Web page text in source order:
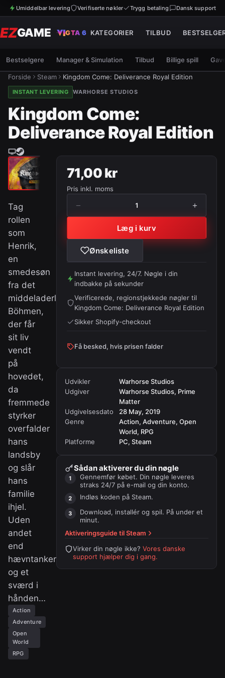
Umiddelbar levering Verifiserte nøkler Trygg betaling Dansk support
EZGAME GTA 6 KATEGORIER TILBUD
Bestselgere Manager & Simulation Tilbud Billige spill
Forside Steam Kingdom Come: Deliverance Royal Edition
INSTANT LEVERING WARHORSE STUDIOS
Kingdom Come:
Deliverance Royal Edition
Tag
rollen
som
Henrik,
en
smedesøn
fra det
middeladerlige
Böhmen,
der får
sit liv
vendt
på
hovedet,
da
fremmede
styrker
overfalder
hans
landsby
og slår
hans
familie
ihjel.
Uden
andet
end
hævntanker
og et
sværd i
hånden…
Action
Adventure
Open
World
RPG
71,00 kr
Pris inkl. moms
− 1 +
Læg i kurv
Ønskeliste
Instant levering, 24/7. Nøgle i din
indbakke på sekunder
Verificerede, regionstjekkede nøgler til
Kingdom Come: Deliverance Royal Edition
Sikker Shopify-checkout
Få besked, hvis prisen falder
Udvikler
Warhorse Studios
Udgiver
Warhorse Studios, Prime
Matter
Udgivelsesdato
28 May, 2019
Genre
Action, Adventure, Open
World, RPG
Platforme
PC, Steam
Sådan aktiverer du din nøgle
Gennemfør købet. Din nøgle leveres
straks 24/7 på e-mail og din konto.
Indløs koden på Steam.
Download, installér og spil. På under et
minut.
Aktiveringsguide tilSteam
Virker din nøgle ikke? Vores danske
support hjælper dig i gang.